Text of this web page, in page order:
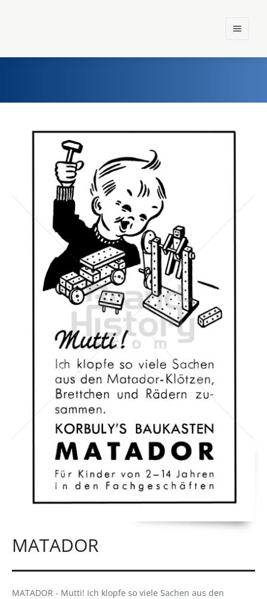
Einst und Heute
MATADOR
MATADOR - Mutti! Ich klopfe so viele Sachen aus den